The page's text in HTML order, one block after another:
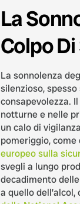
La
Colpo
La sonnolenza
silenzioso, spesso
consapevolezza.
notturne e nelle
un calo di
pomeriggio, come
europeo sulla
svegli a lungo
decadimento
a quello